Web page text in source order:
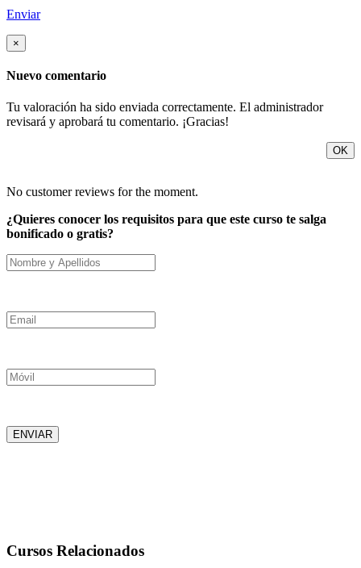
Enviar
×
Nuevo comentario
Tu valoración ha sido enviada correctamente. El administrador
revisará y aprobará tu comentario. ¡Gracias!
OK
No customer reviews for the moment.
¿Quieres conocer los requisitos para que este curso te salga
bonificado o gratis?
ENVIAR
Cursos Relacionados